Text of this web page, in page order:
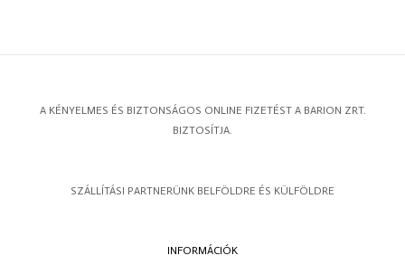
A KÉNYELMES ÉS BIZTONSÁGOS ONLINE FIZETÉST A BARION ZRT.
BIZTOSÍTJA.
SZÁLLÍTÁSI PARTNERÜNK BELFÖLDRE ÉS KÜLFÖLDRE
INFORMÁCIÓK